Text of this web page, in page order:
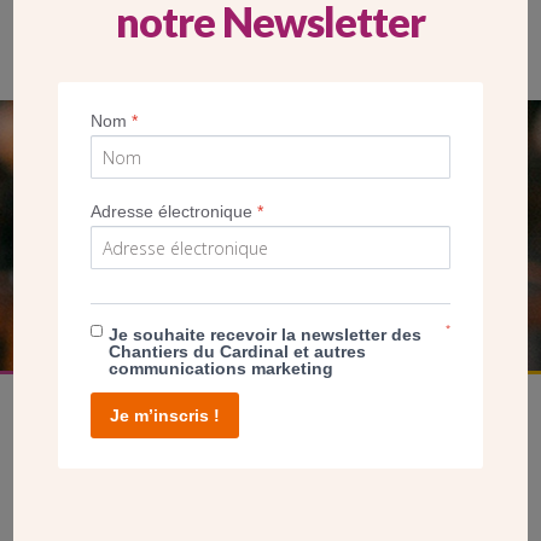
L’architecte Damien Dumay (cabinet Allegria)
SEUL VOTRE DON
NOUS PERMET D’AGIR
notre Newsletter
Nom*
Adresse électronique*
Je souhaite recevoir la newsletter des
Chantiers du Cardinal et autres
communications marketing
*
Je m’inscris !